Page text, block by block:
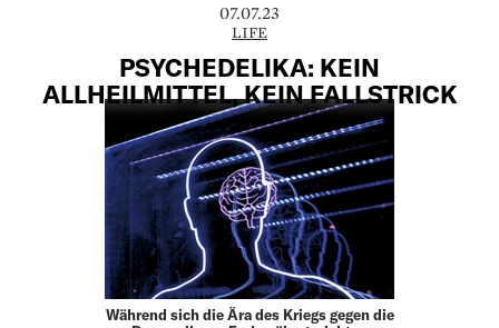
07.07.23
LIFE
PSYCHEDELIKA: KEIN
ALLHEILMITTEL, KEIN FALLSTRICK
Während sich die Ära des Kriegs gegen die